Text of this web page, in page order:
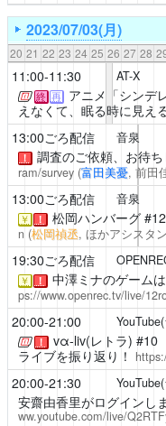
2023/07/03(月)
20 21 22 23 24 25 26 27 28
11:00-11:30 AT-X
終 再 アニメ「シンデ
えなくて、眠る時に見え
13:00ごろ配信
音泉
！ 調査のご依頼、お待ち
ram/survey (富田美憂, 前田
13:00ごろ配信 音泉
￥ ！ 松岡ハンバーグ
n (松岡禎丞, ほかアシスタ
19:30ごろ配信
￥ ！ 中澤ミナのゲーム
ps://www.openrec.tv/live/
20:00-21:00
！ vα-liv(レトラ) #10
ライブを振り返り！
20:00-21:30
安齋由香里がログインし
ww.youtube.com/live/